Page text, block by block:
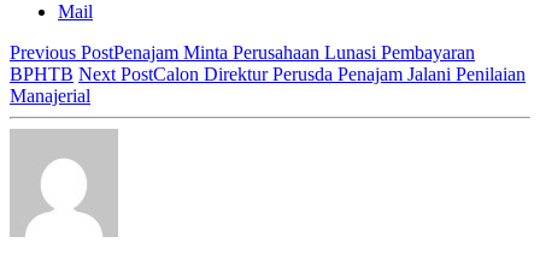
Mail
Previous PostPenajam Minta Perusahaan Lunasi Pembayaran
BPHTB Next PostCalon Direktur Perusda Penajam Jalani Penilaian
Manajerial